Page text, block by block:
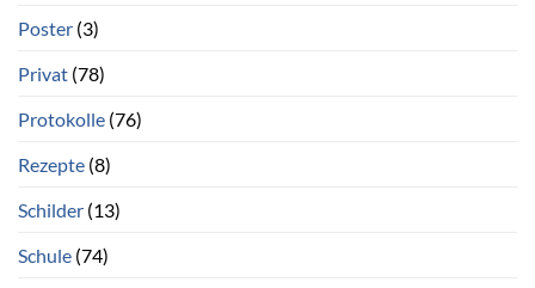
Poster (3)
Privat (78)
Protokolle (76)
Rezepte (8)
Schilder (13)
Schule (74)